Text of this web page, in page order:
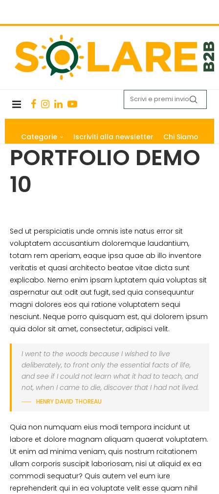
Categorie Iscriviti alla newsletter Chi Siamo
PORTFOLIO DEMO
10
Sed ut perspiciatis unde omnis iste natus error sit
voluptatem accusantium doloremque laudantium,
totam rem aperiam, eaque ipsa quae ab illo inventore
veritatis et quasi architecto beatae vitae dicta sunt
explicabo. Nemo enim ipsam luptatem quia voluptas sit
aspernatur aut odit aut fugit, sed quia consequuntur
magni dolores eos qui ratione voluptatem sequi
nesciunt. Neque porro quisquam est, qui dolorem ipsum
quia dolor sit amet, consectetur, adipisci velit.
I went to the woods because I wished to live
deliberately, to front only the essential facts of life,
and see if I could not learn what it had to teach, and
not, when I came to die, discover that I had not lived.
HENRY DAVID THOREAU
Quia non numquam eius modi tempora incidunt ut
labore et dolore magnam aliquam quaerat voluptatem.
Ut enim ad minima veniam, quis nostrum rcitationem
ullam corporis suscipit laboriosam, nisi ut aliquid ex ea
commodi sequatur? Quis autem vel eum iure
reprehenderit qui in ea voluptate velit esse quam nihil